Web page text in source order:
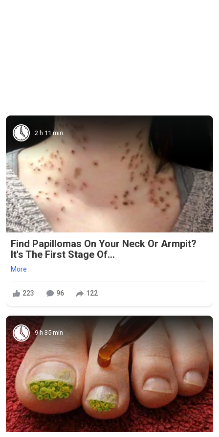
2 h 11 min
Find Papillomas On Your Neck Or Armpit?
It's The First Stage Of...
More
223 96 122
9 h 35 min